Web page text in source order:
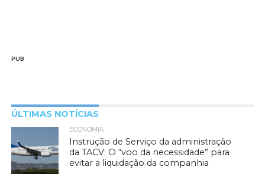
PUB
ÚLTIMAS NOTÍCIAS
ECONOMIA
Instrução de Serviço da administração
da TACV: O “voo da necessidade” para
evitar a liquidação da companhia